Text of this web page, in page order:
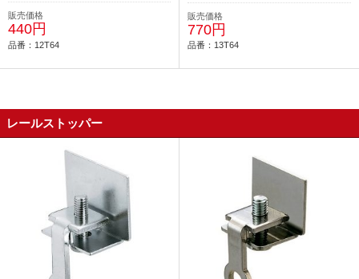
販売価格
440円
品番：12T64
販売価格
770円
品番：13T64
レールストッパー